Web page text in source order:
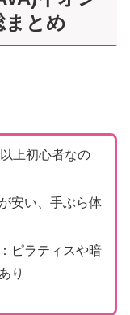
まとめ
上初心者なの
安い、手ぶら体
：ピラティスや暗
り